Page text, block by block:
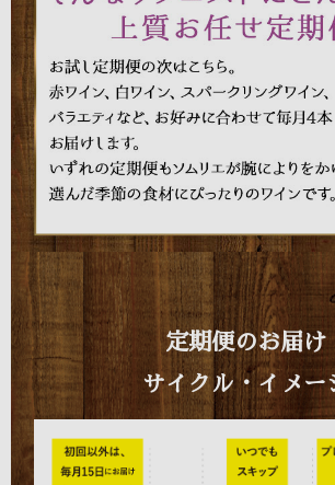
定期便のお届け
サイクル・イメー